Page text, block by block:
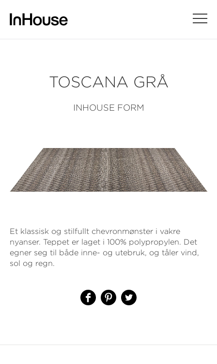
TOSCANA GRÅ
INHOUSE FORM
Et klassisk og stilfullt chevronmønster i vakre
nyanser. Teppet er laget i 100% polypropylen. Det
egner seg til både inne- og utebruk, og tåler vind,
sol og regn.